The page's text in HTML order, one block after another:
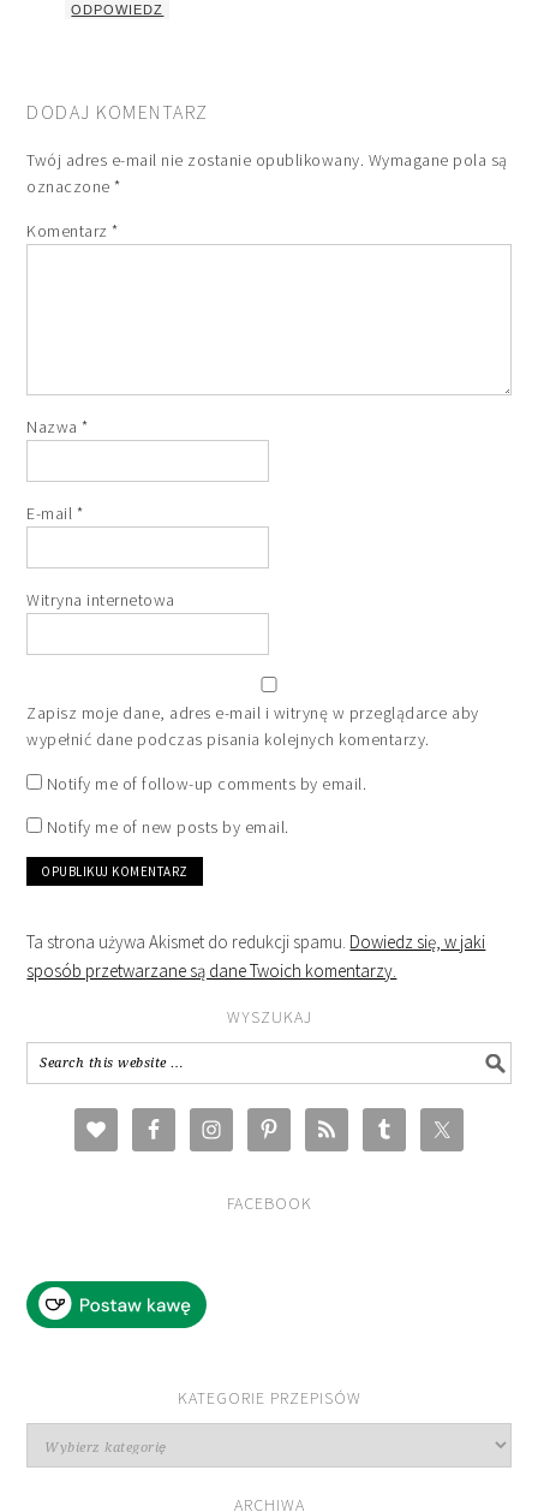
ODPOWIEDZ
DODAJ KOMENTARZ
Twój adres e-mail nie zostanie opublikowany. Wymagane pola są
oznaczone*
Komentarz*
Nazwa*
E-mail *
Witryna internetowa
Zapisz moje dane, adres e-mail i witrynę w przeglądarce aby
wypełnić dane podczas pisania kolejnych komentarzy.
Notify me of follow-up comments by email.
Notify me of new posts by email.
Ta strona używa Akismet do redukcji spamu. Dowiedz się, w jaki
sposób przetwarzane są dane Twoich komentarzy.
WYSZUKAJ
FACEBOOK
KATEGORIE PRZEPISÓW
przepisów
ARCHIWA